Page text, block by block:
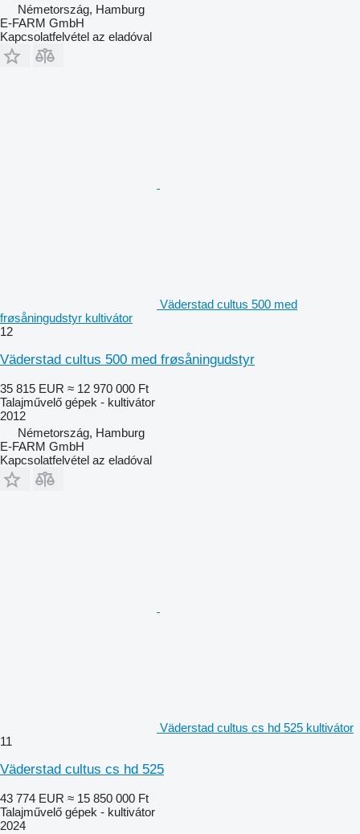
Németország, Hamburg
E-FARM GmbH
Kapcsolatfelvétel az eladóval
Väderstad cultus 500 med
frøsåningudstyr kultivátor
12
Väderstad cultus 500 med frøsåningudstyr
35 815 EUR ≈ 12 970 000 Ft
Talajművelő gépek - kultivátor
2012
Németország, Hamburg
E-FARM GmbH
Kapcsolatfelvétel az eladóval
Väderstad cultus cs hd 525 kultivátor
11
Väderstad cultus cs hd 525
43 774 EUR ≈ 15 850 000 Ft
Talajművelő gépek - kultivátor
2024